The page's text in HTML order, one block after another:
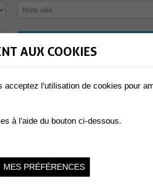
Mercredi 1 Mars 2023, 19h
AUX COOKIES
l'utilisation de cookies pour
à l'aide du bouton ci-dessous.
MES PRÉFÉRENCES